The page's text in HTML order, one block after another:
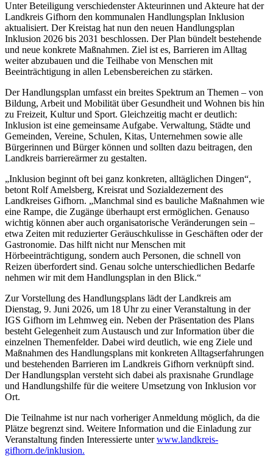
Unter Beteiligung verschiedenster Akteurinnen und Akteure hat der
Landkreis Gifhorn den kommunalen Handlungsplan Inklusion
aktualisiert. Der Kreistag hat nun den neuen Handlungsplan
Inklusion 2026 bis 2031 beschlossen. Der Plan bündelt bestehende
und neue konkrete Maßnahmen. Ziel ist es, Barrieren im Alltag
weiter abzubauen und die Teilhabe von Menschen mit
Beeinträchtigung in allen Lebensbereichen zu stärken.
Der Handlungsplan umfasst ein breites Spektrum an Themen – von
Bildung, Arbeit und Mobilität über Gesundheit und Wohnen bis hin
zu Freizeit, Kultur und Sport. Gleichzeitig macht er deutlich:
Inklusion ist eine gemeinsame Aufgabe. Verwaltung, Städte und
Gemeinden, Vereine, Schulen, Kitas, Unternehmen sowie alle
Bürgerinnen und Bürger können und sollten dazu beitragen, den
Landkreis barriereärmer zu gestalten.
„Inklusion beginnt oft bei ganz konkreten, alltäglichen Dingen“,
betont Rolf Amelsberg, Kreisrat und Sozialdezernent des
Landkreises Gifhorn. „Manchmal sind es bauliche Maßnahmen wie
eine Rampe, die Zugänge überhaupt erst ermöglichen. Genauso
wichtig können aber auch organisatorische Veränderungen sein –
etwa Zeiten mit reduzierter Geräuschkulisse in Geschäften oder der
Gastronomie. Das hilft nicht nur Menschen mit
Hörbeeinträchtigung, sondern auch Personen, die schnell von
Reizen überfordert sind. Genau solche unterschiedlichen Bedarfe
nehmen wir mit dem Handlungsplan in den Blick.“
Zur Vorstellung des Handlungsplans lädt der Landkreis am
Dienstag, 9. Juni 2026, um 18 Uhr zu einer Veranstaltung in der
IGS Gifhorn im Lehmweg ein. Neben der Präsentation des Plans
besteht Gelegenheit zum Austausch und zur Information über die
einzelnen Themenfelder. Dabei wird deutlich, wie eng Ziele und
Maßnahmen des Handlungsplans mit konkreten Alltagserfahrungen
und bestehenden Barrieren im Landkreis Gifhorn verknüpft sind.
Der Handlungsplan versteht sich dabei als praxisnahe Grundlage
und Handlungshilfe für die weitere Umsetzung von Inklusion vor
Ort.
Die Teilnahme ist nur nach vorheriger Anmeldung möglich, da die
Plätze begrenzt sind. Weitere Information und die Einladung zur
Veranstaltung finden Interessierte unterwww.landkreis-
gifhorn.de/inklusion.